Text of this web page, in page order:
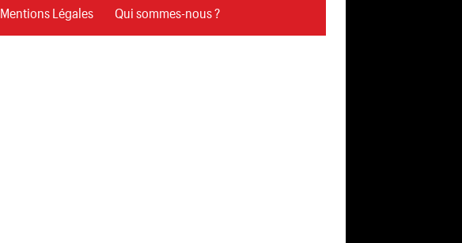
Mentions Légales Qui sommes-nous ?